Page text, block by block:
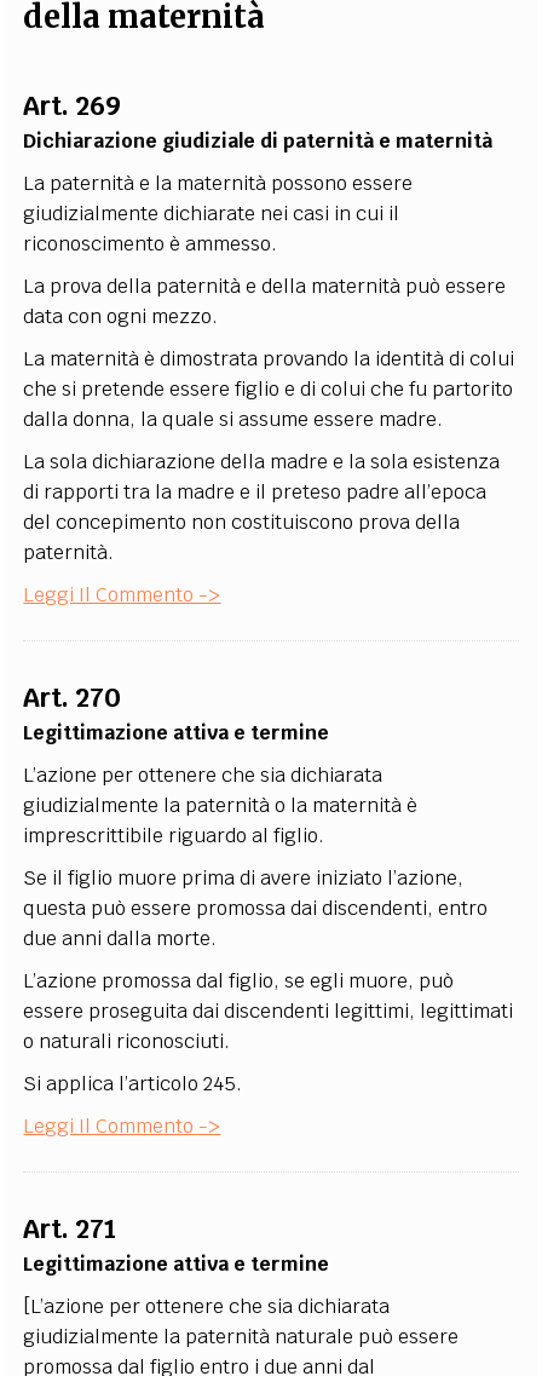
EXTRA
SOCIAL MEDIA
della maternità
Art. 269
Dichiarazione giudiziale di paternità e maternità
La paternità e la maternità possono essere
giudizialmente dichiarate nei casi in cui il
riconoscimento è ammesso.
La prova della paternità e della maternità può essere
data con ogni mezzo.
La maternità è dimostrata provando la identità di colui
che si pretende essere figlio e di colui che fu partorito
dalla donna, la quale si assume essere madre.
La sola dichiarazione della madre e la sola esistenza
di rapporti tra la madre e il preteso padre all’epoca
del concepimento non costituiscono prova della
paternità.
Leggi Il Commento ->
Art. 270
Legittimazione attiva e termine
L’azione per ottenere che sia dichiarata
giudizialmente la paternità o la maternità è
imprescrittibile riguardo al figlio.
Se il figlio muore prima di avere iniziato l’azione,
questa può essere promossa dai discendenti, entro
due anni dalla morte.
L’azione promossa dal figlio, se egli muore, può
essere proseguita dai discendenti legittimi, legittimati
o naturali riconosciuti.
Si applica l’articolo 245.
Leggi Il Commento ->
Art. 271
Legittimazione attiva e termine
[L’azione per ottenere che sia dichiarata
giudizialmente la paternità naturale può essere
promossa dal figlio entro i due anni dal